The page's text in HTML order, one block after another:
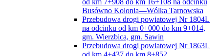
od km 7+908 do km 16+108 na odcinku
Busówno Kolonia—Wólka Tarnowska
Przebudowa drogi powiatowej Nr 1804L
na odcinku od km 0+000 do km 9+014,
gm. Wierzbica, gm. Sawin
Przebudowa drogi powiatowej Nr 1863L
od km 4+437 do km 8+852